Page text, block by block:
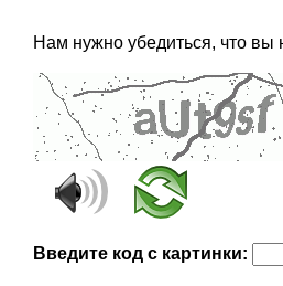
Нам нужно убедиться, что вы
Введите код с картинки: